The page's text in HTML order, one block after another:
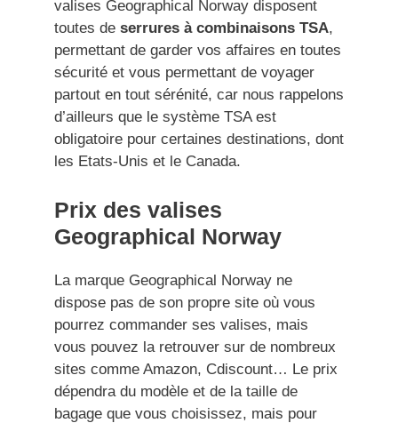
valises Geographical Norway disposent
toutes de serrures à combinaisons TSA,
permettant de garder vos affaires en toutes
sécurité et vous permettant de voyager
partout en tout sérénité, car nous rappelons
d’ailleurs que le système TSA est
obligatoire pour certaines destinations, dont
les Etats-Unis et le Canada.
Prix des valises
Geographical Norway
La marque Geographical Norway ne
dispose pas de son propre site où vous
pourrez commander ses valises, mais
vous pouvez la retrouver sur de nombreux
sites comme Amazon, Cdiscount… Le prix
dépendra du modèle et de la taille de
bagage que vous choisissez, mais pour